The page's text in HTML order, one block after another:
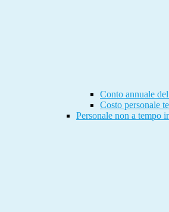
Conto annuale
Costo personale
Personale non a tempo